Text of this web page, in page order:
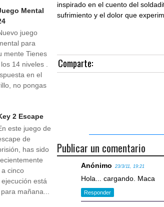
inspirado en el cuento del
sufrimiento y el dolor que
Comparte:
Publicar un comentario
Anónimo 23/3/11, 19:21
Hola... cargando. Maca
Responder
Mental
juego
para
mente Tienes
14 niveles .
en el
no pongas
2 Escape
este juego de
de
has sido
cinco
está
mañana...